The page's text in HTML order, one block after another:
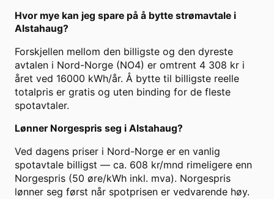
Hvor mye kan jeg spare på å bytte strømavtale i
Alstahaug?
Forskjellen mellom den billigste og den dyreste
avtalen i Nord-Norge (NO4) er omtrent 4 308 kr i
året ved 16000 kWh/år. Å bytte til billigste reelle
totalpris er gratis og uten binding for de fleste
spotavtaler.
Lønner Norgespris seg i Alstahaug?
Ved dagens priser i Nord-Norge er en vanlig
spotavtale billigst — ca. 608 kr/mnd rimeligere enn
Norgespris (50 øre/kWh inkl. mva). Norgespris
lønner seg først når spotprisen er vedvarende høy.